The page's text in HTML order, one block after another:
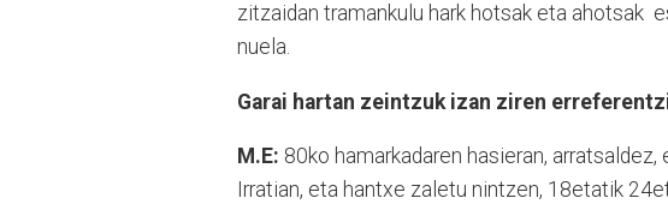
zitzaidan tramankulu hark hotsak eta ahotsak
nuela.
Garai hartan zeintzuk izan ziren
M.E: 80ko hamarkadaren hasieran,
Irratian, eta hantxe zaletu nintzen, 18etatik